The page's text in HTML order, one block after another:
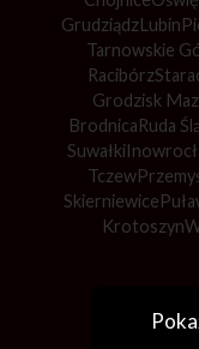
GrudziądzLubin
Tarnowskie
Racibórz
Grodzisk
BrodnicaRuda
Suwałki
Tczew
Skierniewice
Krotoszyn